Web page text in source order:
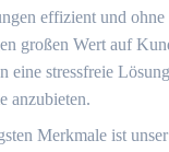
effizient und ohne
großen Wert auf
eine stressfreie
anzubieten.​
Merkmale ist